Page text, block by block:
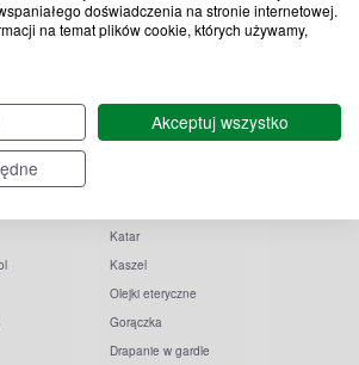
doświadczenia na stronie internetowej.
na temat plików cookie, których używamy,
Akceptuj wszystko
zapytania Przeziębienie i grypa
Katar
Kaszel
Olejki eteryczne
Gorączka
Drapanie w gardle